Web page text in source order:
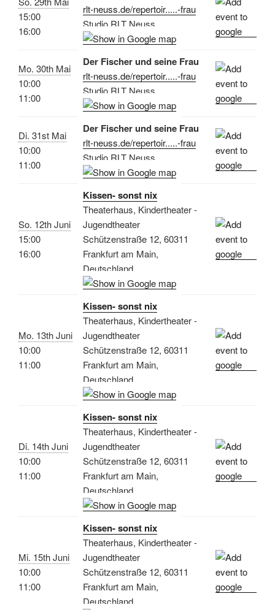
15:00
16:00
rlt-neuss.de/repertoir.....-frau
Studio RLT Neuss
Mo. 30th Mai
10:00
11:00
Der Fischer und seine Frau
rlt-neuss.de/repertoir.....-frau
Studio RLT Neuss
Di. 31st Mai
10:00
11:00
Der Fischer und seine Frau
rlt-neuss.de/repertoir.....-frau
Studio RLT Neuss
So. 12th Juni
15:00
16:00
Kissen- sonst nix
Theaterhaus, Kindertheater -
Jugendtheater
Schützenstraße 12, 60311
Frankfurt am Main,
Deutschland
Mo. 13th Juni
10:00
11:00
Kissen- sonst nix
Theaterhaus, Kindertheater -
Jugendtheater
Schützenstraße 12, 60311
Frankfurt am Main,
Deutschland
Di. 14th Juni
10:00
11:00
Kissen- sonst nix
Theaterhaus, Kindertheater -
Jugendtheater
Schützenstraße 12, 60311
Frankfurt am Main,
Deutschland
Mi. 15th Juni
10:00
11:00
Kissen- sonst nix
Theaterhaus, Kindertheater -
Jugendtheater
Schützenstraße 12, 60311
Frankfurt am Main,
Deutschland